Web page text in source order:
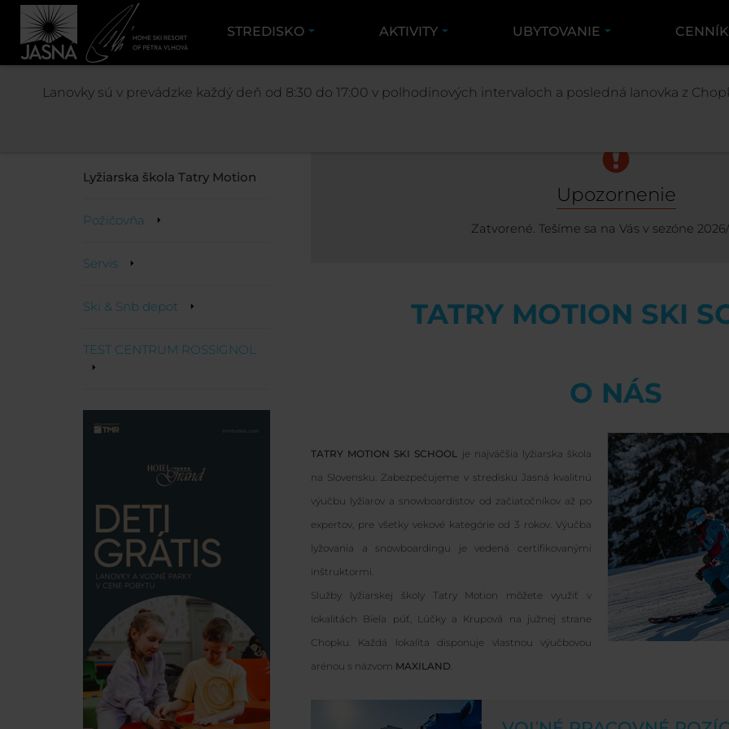
STREDISKO AKTIVITY UBYTOVANIE
SKI SCHOOL & RENTAL LYŽIARSKA ŠKOLA TATRY
Lyžiarska škola Tatry Motion
Požičovňa
Servis
Ski & Snb depot
TEST CENTRUM ROSSIGNOL
Upozornenie
Zatvorené. Tešíme sa na Vás v sezóne
TATRY MOTION SKI
O NÁS
TATRY MOTION SKI SCHOOL je najväčšia lyžiarska škola
na Slovensku. Zabezpečujeme v stredisku Jasná kvalitnú
výučbu lyžiarov a snowboardistov od začiatočníkov až po
expertov, pre všetky vekové kategórie od 3 rokov. Výučba
lyžovania a snowboardingu je vedená certifikovanými
inštruktormi.
Služby lyžiarskej školy Tatry Motion môžete využiť v
lokalitách Biela púť, Lúčky a Krupová na južnej strane
Chopku. Každá lokalita disponuje vlastnou výučbovou
arénou s názvom MAXILAND.
Lanovky sú v prevádzke každý deň od 8:30 do 17:00 v polhodinových intervaloch a posledná lanovka z